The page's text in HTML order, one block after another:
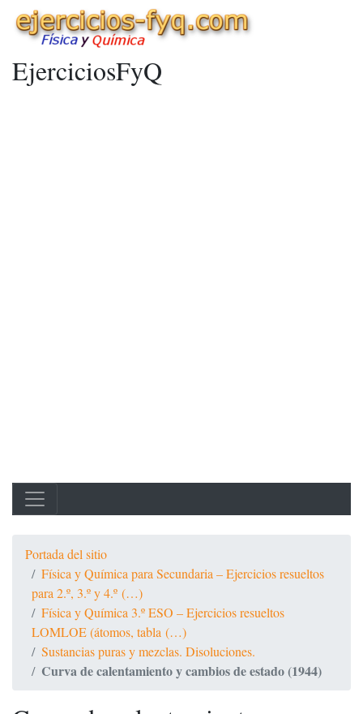
EjerciciosFyQ
Portada del sitio
Física y Química para Secundaria – Ejercicios resueltos
para 2.º, 3.º y 4.º (…)
Física y Química 3.º ESO – Ejercicios resueltos
LOMLOE (átomos, tabla (…)
Sustancias puras y mezclas. Disoluciones.
Curva de calentamiento y cambios de estado (1944)